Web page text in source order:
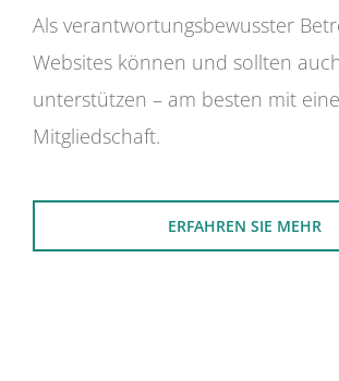
Als verantwortungsbewusster
Websites können und sollten
unterstützen – am besten mit
Mitgliedschaft.
ERFAHREN SIE MEHR